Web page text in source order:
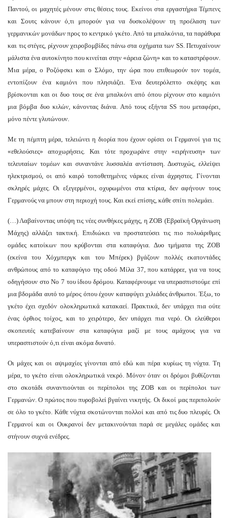
Παντού, οι μαχητές μένουν στις θέσεις τους. Εκείνοι στα εργαστήρια Τέμπενς
και Σουτς κάνουν ό,τι μπορούν για να δυσκολέψουν τη προέλαση των
γερμανικών μονάδων προς το κεντρικό γκέτο. Από τα μπαλκόνια, τα παράθυρα
και τις στέγες, ρίχνουν χειροβομβίδες πάνω στα οχήματα των SS. Πετυχαίνουν
μάλιστα ένα αυτοκίνητο που κινείται στην «άρεια ζώνη» και το καταστρέφουν.
Μια μέρα, ο Ροζόφσκι και ο Σλόμο, την ώρα που επιθεωρούν τον τομέα,
εντοπίζουν ένα καμιόνι που πλησιάζει. Ένα δευτερόλεπτο σκέψης και
βρίσκονται και οι δυο τους σε ένα μπαλκόνι από όπου ρίχνουν στο καμιόνι
μια βόμβα δυο κιλών, κάνοντας διάνα. Από τους εξήντα SS που μεταφέρει,
μόνο πέντε γλυτώνουν.
Με τη πέμπτη μέρα, τελειώνει η διορία που έχουν ορίσει οι Γερμανοί για τις
«εθελούσιες» αποχωρήσεις. Και τότε προχωράνε στην «ειρήνευση» των
τελευταίων τομέων και συναντάνε λυσσαλέα αντίσταση. Δυστυχώς, ελλείψει
ηλεκτρισμού, οι από καιρό τοποθετημένες νάρκες είναι άχρηστες. Γίνονται
σκληρές μάχες. Οι εξεγερμένοι, οχυρωμένοι στα κτίρια, δεν αφήνουν τους
Γερμανούς να μπουν στη περιοχή τους. Και εκεί επίσης, κάθε σπίτι πολεμάει.
(…) Λαβαίνοντας υπόψη τις νέες συνθήκες μάχης, η ΖΟΒ (Εβραϊκή Οργάνωση
Μάχης) αλλάζει τακτική. Επιδιώκει να προστατεύσει τις πιο πολυάριθμες
ομάδες κατοίκων που κρύβονται στα καταφύγια. Δυο τμήματα της ZOB
(εκείνα του Χόχμπεργκ και του Μπέρεκ) βγάζουν πολλές εκατοντάδες
ανθρώπους από το καταφύγιο της οδού Μίλα 37, που κατάρρεε, για να τους
οδηγήσουν στο Νο 7 του ίδιου δρόμου. Καταφέρνουμε να υπερασπιστούμε επί
μια βδομάδα αυτό το μέρος όπου έχουν καταφύγει χιλιάδες άνθρωποι. Έξω, το
γκέτο έχει σχεδόν ολοκληρωτικά κατακαεί. Πρακτικά, δεν υπάρχει πια ούτε
ένας όρθιος τοίχος, και το χειρότερο, δεν υπάρχει πια νερό. Οι ελεύθεροι
σκοπευτές κατεβαίνουν στα καταφύγια μαζί με τους αμάχους για να
υπερασπιστούν ό,τι είναι ακόμα δυνατό.
Οι μάχες και οι αψιμαχίες γίνονται από εδώ και πέρα κυρίως τη νύχτα. Τη
μέρα, το γκέτο είναι ολοκληρωτικά νεκρό. Μόνον όταν οι δρόμοι βυθίζονται
στο σκοτάδι συναντιούνται οι περίπολοι της ZOB και οι περίπολοι των
Γερμανών. Ο πρώτος που πυροβολεί βγαίνει νικητής. Οι δικοί μας περιπολούν
σε όλο το γκέτο. Κάθε νύχτα σκοτώνονται πολλοί και από τις δυο πλευρές. Οι
Γερμανοί και οι Ουκρανοί δεν μετακινούνται παρά σε μεγάλες ομάδες και
στήνουν συχνά ενέδρες.